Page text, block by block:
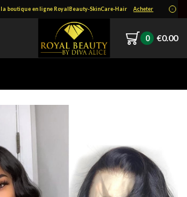
la boutique en ligne RoyalBeauty-SkinCare-Hair Acheter
0 €0.00